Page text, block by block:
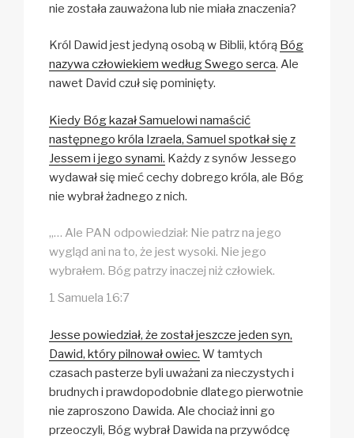
nie została zauważona lub nie miała znaczenia?
Król Dawid jest jedyną osobą w Biblii, którą Bóg
nazywa człowiekiem według Swego serca. Ale
nawet David czuł się pominięty.
Kiedy Bóg kazał Samuelowi namaścić
następnego króla Izraela, Samuel spotkał się z
Jessem i jego synami. Każdy z synów Jessego
wydawał się mieć cechy dobrego króla, ale Bóg
nie wybrał żadnego z nich.
„… Ale PAN odpowiedział: Nie patrz na jego
wygląd ani na to, że jest wysoki. Nie jego
wybrałem. Bóg patrzy inaczej niż człowiek.
1 Samuela 16:7
Jesse powiedział, że został jeszcze jeden syn,
Dawid, który pilnował owiec. W tamtych
czasach pasterze byli uważani za nieczystych i
brudnych i prawdopodobnie dlatego pierwotnie
nie zaproszono Dawida. Ale chociaż inni go
przeoczyli, Bóg wybrał Dawida na przywódcę